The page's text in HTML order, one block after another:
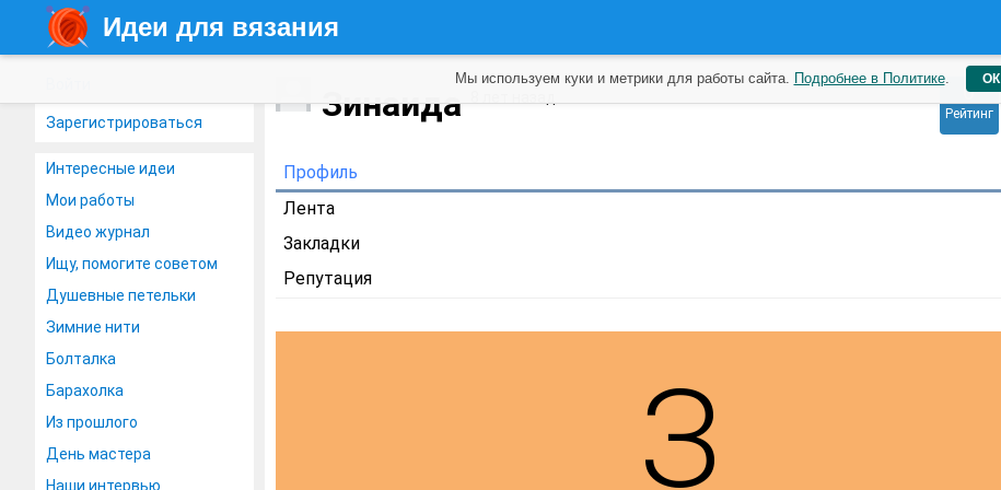
Идеи для вязания
Зарегистрироваться
Интересные идеи
Мои работы
Видео журнал
Ищу, помогите советом
Душевные петельки
Зимние нити
Болталка
Барахолка
Из прошлого
День мастера
Наши интервью
Зинаида 0
Рейтинг
Профиль
Лента
Закладки
Репутация
Мы используем куки и метрики для работы сайта. Подробнее в Политике. ОК